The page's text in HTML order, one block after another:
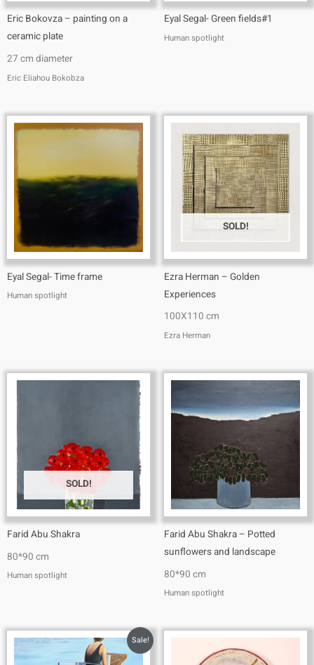
Eric Bokovza – painting on a
ceramic plate
27 cm diameter
Eric Eliahou Bokobza
Eyal Segal- Green fields#1
Human spotlight
Eyal Segal- Time frame
Human spotlight
SOLD!
Ezra Herman – Golden
Experiences
100X110 cm
Ezra Herman
SOLD!
Farid Abu Shakra
80*90 cm
Human spotlight
Farid Abu Shakra – Potted
sunflowers and landscape
80*90 cm
Human spotlight
Sale!